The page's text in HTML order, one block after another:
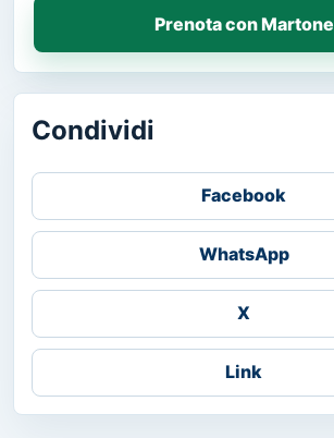
Prenota con Martone
Condividi
Facebook
WhatsApp
X
Link